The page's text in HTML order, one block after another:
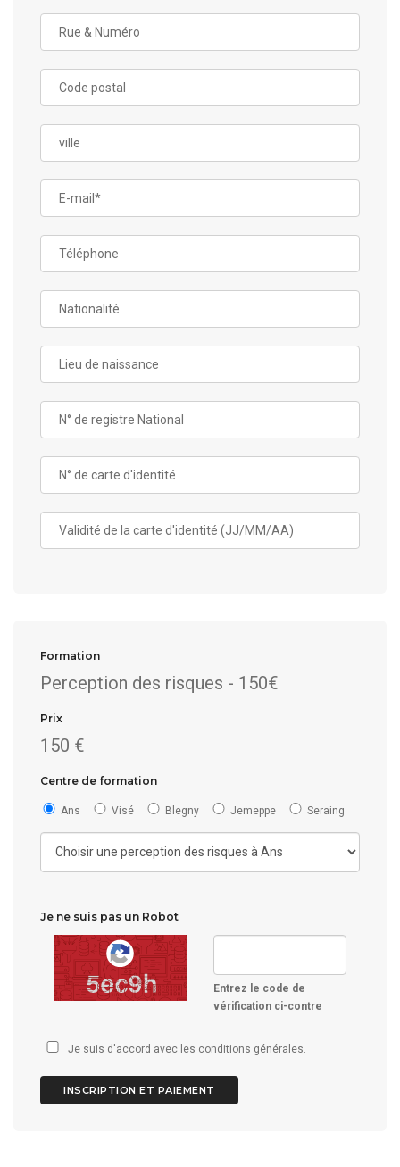
Formation
Perception des risques - 150€
Prix
150 €
Centre de formation
Ans Visé Blegny Jemeppe Seraing
Je ne suis pas un Robot
Entrez le code de
vérification ci-contre
Je suis d'accord avec les conditions générales
INSCRIPTION ET PAIEMENT